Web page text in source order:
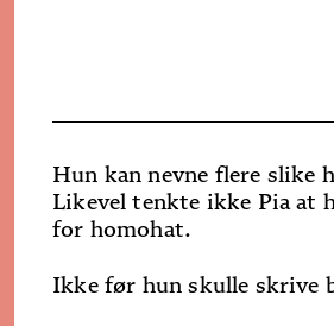
Hun kan nevne flere slike
Likevel tenkte ikke Pia at
for homohat.
Ikke før hun skulle skrive